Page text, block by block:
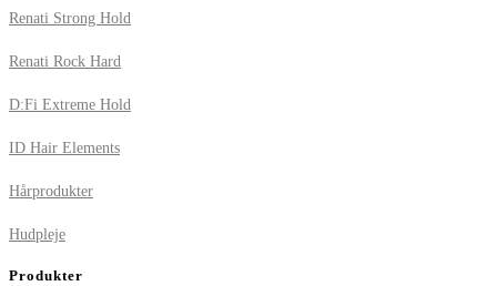
Renati Strong Hold
Renati Rock Hard
D:Fi Extreme Hold
ID Hair Elements
Hårprodukter
Hudpleje
Produkter